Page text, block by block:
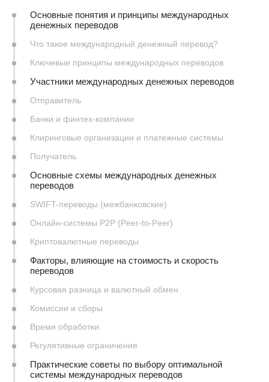
Основные понятия и принципы международных
денежных переводов
Что такое международный денежный перевод?
Ключевые принципы международных переводов
Участники международных денежных переводов
Отправитель
Банки и финтех-компании
Клиринговые организации и платежные системы
Получатель
Основные схемы международных денежных
переводов
SWIFT-переводы (межбанковские)
Онлайн-системы P2P (Peer-to-Peer)
Криптовалютные переводы
Факторы, влияющие на стоимость и скорость
переводов
Курсовая разница и валютный обмен
Комиссии и сборы
Время обработки
Регулятивные ограничения
Практические советы по выбору оптимальной
системы международных переводов